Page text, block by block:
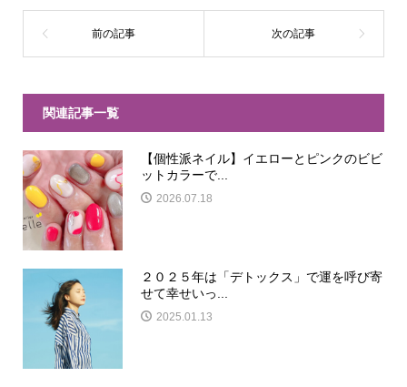
関連記事一覧
【個性派ネイル】イエローとピンクのビビ
ットカラーで...
2026.07.18
２０２５年は「デトックス」で運を呼び寄
せて幸せいっ...
2025.01.13